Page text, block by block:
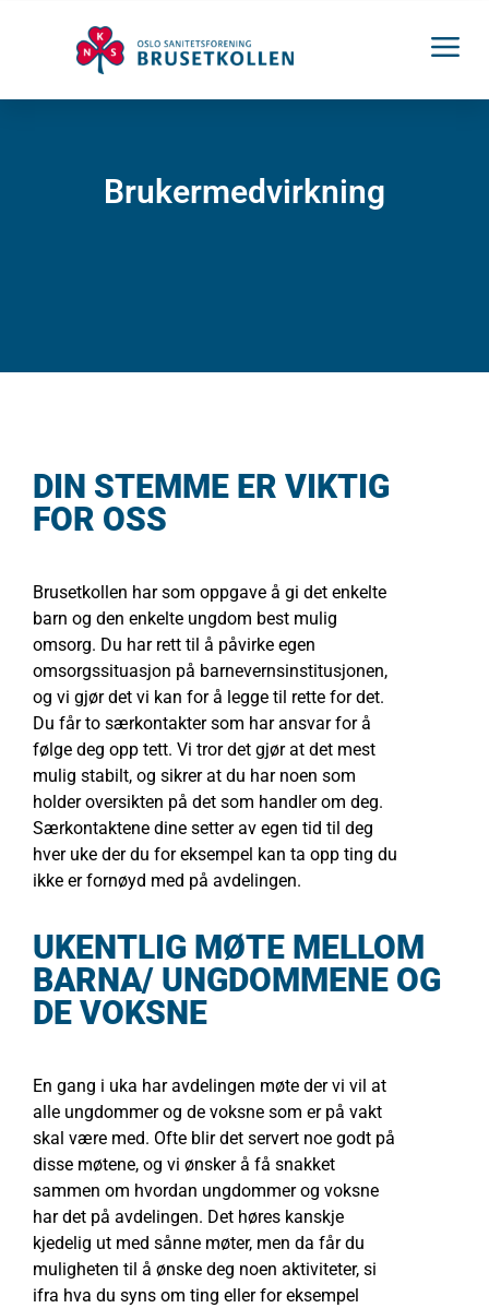
Brukermedvirkning
DIN STEMME ER VIKTIG
FOR OSS
Brusetkollen har som oppgave å gi det enkelte
barn og den enkelte ungdom best mulig
omsorg. Du har rett til å påvirke egen
omsorgssituasjon på barnevernsinstitusjonen,
og vi gjør det vi kan for å legge til rette for det.
Du får to særkontakter som har ansvar for å
følge deg opp tett. Vi tror det gjør at det mest
mulig stabilt, og sikrer at du har noen som
holder oversikten på det som handler om deg.
Særkontaktene dine setter av egen tid til deg
hver uke der du for eksempel kan ta opp ting du
ikke er fornøyd med på avdelingen.
UKENTLIG MØTE MELLOM
BARNA/ UNGDOMMENE OG
DE VOKSNE
En gang i uka har avdelingen møte der vi vil at
alle ungdommer og de voksne som er på vakt
skal være med. Ofte blir det servert noe godt på
disse møtene, og vi ønsker å få snakket
sammen om hvordan ungdommer og voksne
har det på avdelingen. Det høres kanskje
kjedelig ut med sånne møter, men da får du
muligheten til å ønske deg noen aktiviteter, si
ifra hva du syns om ting eller for eksempel